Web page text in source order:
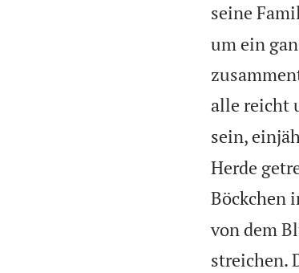
seine
um ein
alle reicht
sein,
Herde
Böckchen
von dem
streichen.